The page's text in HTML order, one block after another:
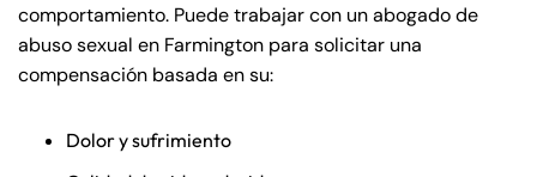
comportamiento. Puede trabajar con un abogado de
abuso sexual en Farmington para solicitar una
compensación basada en su:
Dolor y sufrimiento